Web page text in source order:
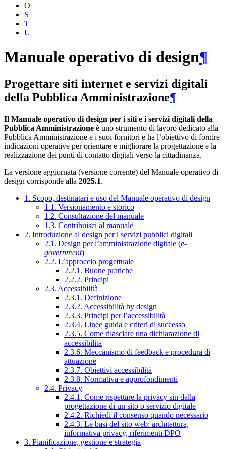
O
S
T
U
Manuale operativo di design¶
Progettare siti internet e servizi digitali
della Pubblica Amministrazione¶
Il Manuale operativo di design per i siti e i servizi digitali della
Pubblica Amministrazione è uno strumento di lavoro dedicato alla
Pubblica Amministrazione e i suoi fornitori e ha l’obiettivo di fornire
indicazioni operative per orientare e migliorare la progettazione e la
realizzazione dei punti di contatto digitali verso la cittadinanza.
La versione aggiornata (versione corrente) del Manuale operativo di
design corrisponde alla 2025.1.
1. Scopo, destinatari e uso del Manuale operativo di design
1.1. Versionamento e storico
1.2. Consultazione del manuale
1.3. Contribuisci al manuale
2. Introduzione al design per i servizi pubblici digitali
2.1. Design per l’amministrazione digitale (e-
government)
2.2. L’approccio progettuale
2.2.1. Buone pratiche
2.2.2. Principi
2.3. Accessibilità
2.3.1. Definizione
2.3.2. Accessibilità by design
2.3.3. Principi per l’accessibilità
2.3.4. Linee guida e criteri di successo
2.3.5. Come rilasciare una dichiarazione di
accessibilità
2.3.6. Meccanismo di feedback e procedura di
attuazione
2.3.7. Obiettivi accessibilità
2.3.8. Normativa e approfondimenti
2.4. Privacy
2.4.1. Come rispettare la privacy sin dalla
progettazione di un sito o servizio digitale
2.4.2. Richiedi il consenso quando necessario
2.4.3. Le basi del sito web: architettura,
informativa privacy, riferimenti DPO
3. Pianificazione, gestione e strategia